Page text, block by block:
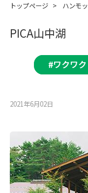
トップページ > ハンモ
PICA山中湖
#ワクワク
2021年6月02⽇